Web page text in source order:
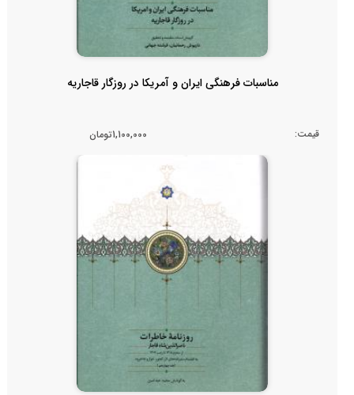
مناسبات فرهنگی ایران و آمریکا در روزگار قاجاریه
قیمت: 1,100,000تومان